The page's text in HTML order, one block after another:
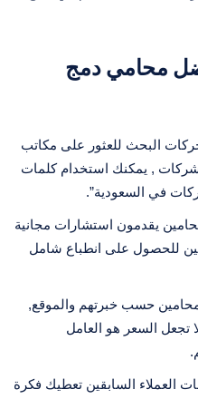
محامي دمج
البحث للعثور على مكاتب
, يمكنك استخدام كلمات
يقدمون استشارات مجانية
للحصول على انطباع شامل
حسب خبرتهم والموقع,
تجعل السعر هو العامل
العملاء السابقين تعطيك فكرة